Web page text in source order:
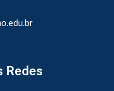
Redes